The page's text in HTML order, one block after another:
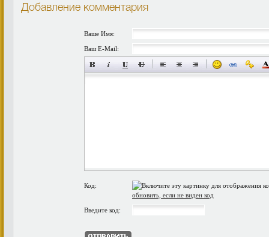
Добавление комментария
Ваше Имя:
Ваш E-Mail:
Код:
обновить, если не виден код
Введите код: